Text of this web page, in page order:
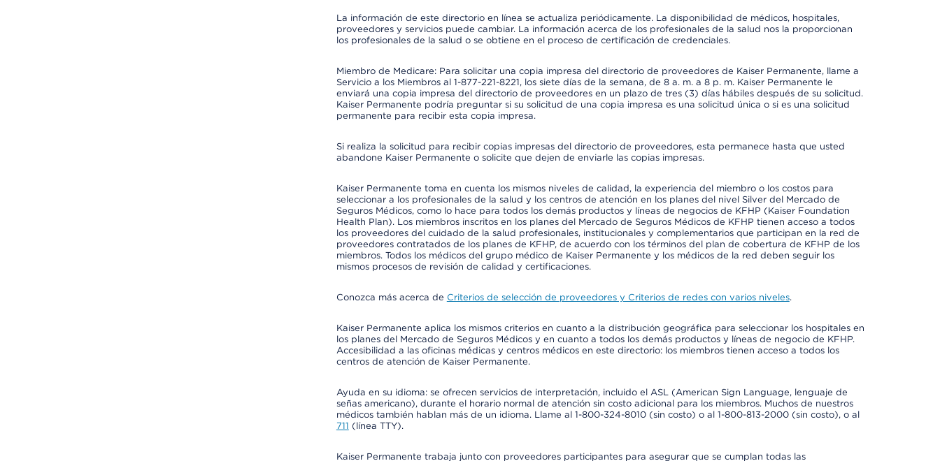
La información de este directorio en línea se actualiza periódicamente. La disponibilidad de médicos, hospitales,
proveedores y servicios puede cambiar. La información acerca de los profesionales de la salud nos la proporcionan
los profesionales de la salud o se obtiene en el proceso de certificación de credenciales.
Miembro de Medicare: Para solicitar una copia impresa del directorio de proveedores de Kaiser Permanente, llame a
Servicio a los Miembros al 1-877-221-8221, los siete días de la semana, de 8 a. m. a 8 p. m. Kaiser Permanente le
enviará una copia impresa del directorio de proveedores en un plazo de tres (3) días hábiles después de su solicitud.
Kaiser Permanente podría preguntar si su solicitud de una copia impresa es una solicitud única o si es una solicitud
permanente para recibir esta copia impresa.
Si realiza la solicitud para recibir copias impresas del directorio de proveedores, esta permanece hasta que usted
abandone Kaiser Permanente o solicite que dejen de enviarle las copias impresas.
Kaiser Permanente toma en cuenta los mismos niveles de calidad, la experiencia del miembro o los costos para
seleccionar a los profesionales de la salud y los centros de atención en los planes del nivel Silver del Mercado de
Seguros Médicos, como lo hace para todos los demás productos y líneas de negocios de KFHP (Kaiser Foundation
Health Plan). Los miembros inscritos en los planes del Mercado de Seguros Médicos de KFHP tienen acceso a todos
los proveedores del cuidado de la salud profesionales, institucionales y complementarios que participan en la red de
proveedores contratados de los planes de KFHP, de acuerdo con los términos del plan de cobertura de KFHP de los
miembros. Todos los médicos del grupo médico de Kaiser Permanente y los médicos de la red deben seguir los
mismos procesos de revisión de calidad y certificaciones.
Conozca más acerca de Criterios de selección de proveedores y Criterios de redes con varios niveles.
Kaiser Permanente aplica los mismos criterios en cuanto a la distribución geográfica para seleccionar los hospitales en
los planes del Mercado de Seguros Médicos y en cuanto a todos los demás productos y líneas de negocio de KFHP.
Accesibilidad a las oficinas médicas y centros médicos en este directorio: los miembros tienen acceso a todos los
centros de atención de Kaiser Permanente.
Ayuda en su idioma: se ofrecen servicios de interpretación, incluido el ASL (American Sign Language, lenguaje de
señas americano), durante el horario normal de atención sin costo adicional para los miembros. Muchos de nuestros
médicos también hablan más de un idioma. Llame al 1-800-324-8010 (sin costo) o al 1-800-813-2000 (sin costo), o al
711 (línea TTY).
Kaiser Permanente trabaja junto con proveedores participantes para asegurar que se cumplan todas las